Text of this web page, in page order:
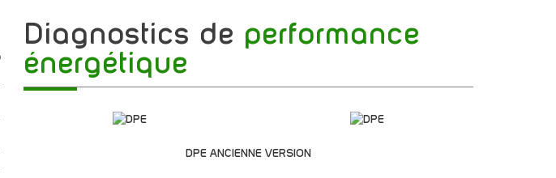
diagnostics de performance
énergétique
DPE ANCIENNE VERSION